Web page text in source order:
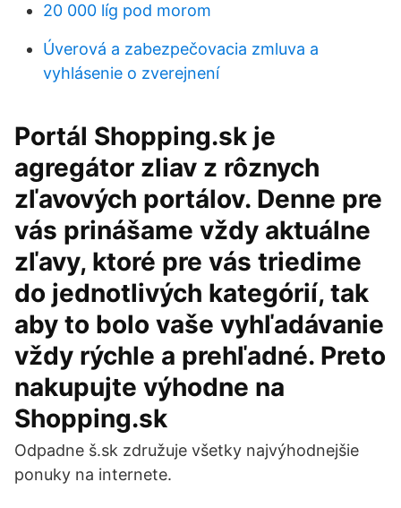
20 000 líg pod morom
Úverová a zabezpečovacia zmluva a
vyhlásenie o zverejnení
Portál Shopping.sk je
agregátor zliav z rôznych
zľavových portálov. Denne pre
vás prinášame vždy aktuálne
zľavy, ktoré pre vás triedime
do jednotlivých kategórií, tak
aby to bolo vaše vyhľadávanie
vždy rýchle a prehľadné. Preto
nakupujte výhodne na
Shopping.sk
Odpadne š.sk združuje všetky najvýhodnejšie
ponuky na internete.